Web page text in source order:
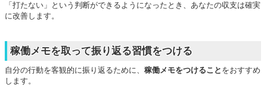
「打たない」という判断ができるようになったとき、あなたの収支は確実
に改善します。
稼働メモを取って振り返る習慣をつける
自分の行動を客観的に振り返るために、 稼働メモをつけること をおすすめ
します。